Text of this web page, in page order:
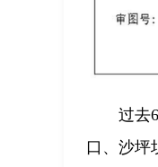
过去
口、沙坪